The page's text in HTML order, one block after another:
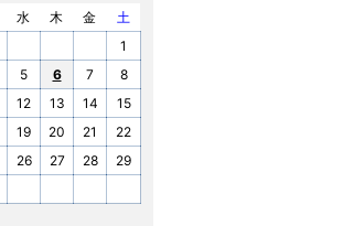
水 木 金
土
1
5 6 7
8
12 13 14
15
19 20 21
22
26 27 28
29